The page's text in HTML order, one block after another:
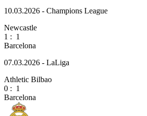
10.03.2026 - Champions League
Newcastle
1 : 1
Barcelona
07.03.2026 - LaLiga
Athletic Bilbao
0 : 1
Barcelona